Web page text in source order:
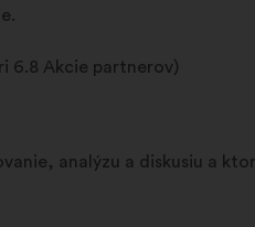
6.8 Akcie partnerov)
analýzu a diskusiu a